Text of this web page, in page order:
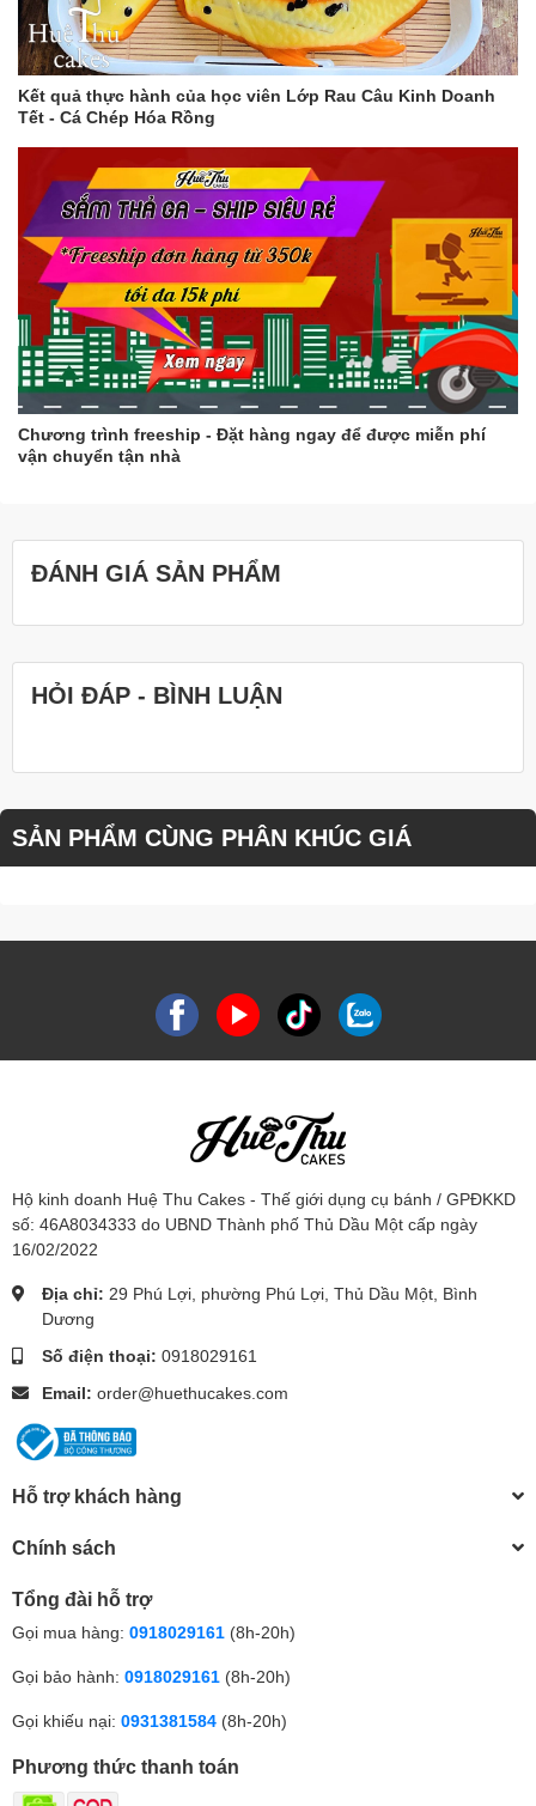
Kết quả thực hành của học viên Lớp Rau Câu Kinh Doanh
Tết - Cá Chép Hóa Rồng
Chương trình freeship - Đặt hàng ngay để được miễn phí
vận chuyển tận nhà
ĐÁNH GIÁ SẢN PHẨM
HỎI ĐÁP - BÌNH LUẬN
SẢN PHẨM CÙNG PHÂN KHÚC GIÁ
Hộ kinh doanh Huệ Thu Cakes - Thế giới dụng cụ bánh / GPĐKKD
số: 46A8034333 do UBND Thành phố Thủ Dầu Một cấp ngày
16/02/2022
Địa chỉ: 29 Phú Lợi, phường Phú Lợi, Thủ Dầu Một, Bình
Dương
Số điện thoại: 0918029161
Email: order@huethucakes.com
Hỗ trợ khách hàng
Chính sách
Tổng đài hỗ trợ
Gọi mua hàng: 0918029161 (8h-20h)
Gọi bảo hành: 0918029161 (8h-20h)
Gọi khiếu nại: 0931381584 (8h-20h)
Phương thức thanh toán